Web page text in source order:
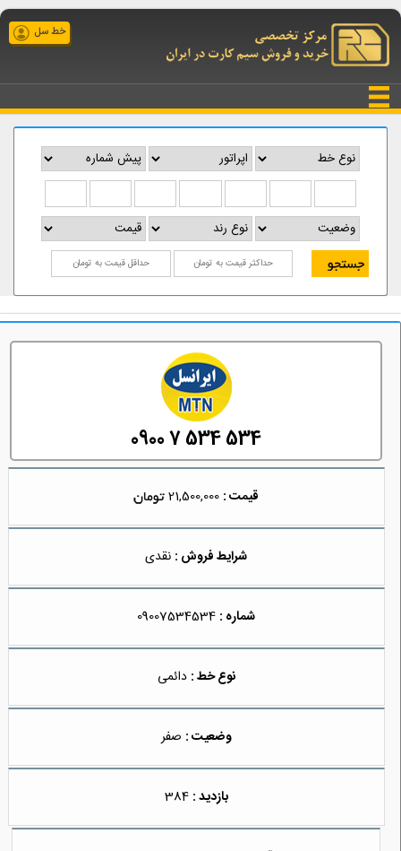
خط سل
0900 7 534 534
قیمت :
شرایط فروش : نقدی
شماره : 09007534534
نوع خط : دائمی
وضعیت : صفر
بازدید : 384